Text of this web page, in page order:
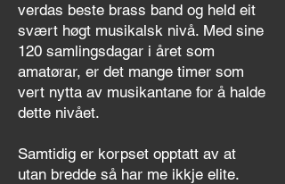
verdas beste brass band og held eit
svært høgt musikalsk nivå. Med sine
120 samlingsdagar i året som
amatørar, er det mange timer som
vert nytta av musikantane for å halde
dette nivået.
Samtidig er korpset opptatt av at
utan bredde så har me ikkje elite.